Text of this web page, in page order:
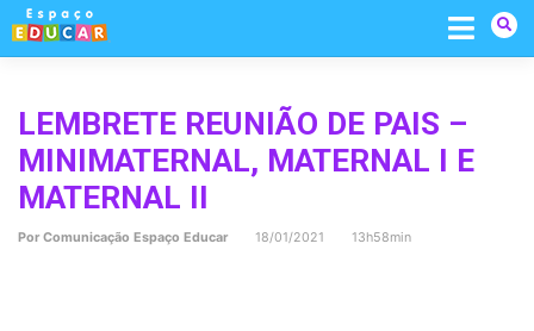
Skip
content
LEMBRETE REUNIÃO DE PAIS –
MINIMATERNAL, MATERNAL I E
MATERNAL II
Por Comunicação Espaço Educar 18/01/2021 13h58min